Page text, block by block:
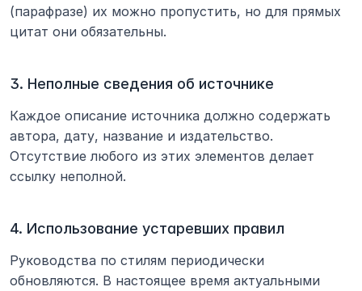
(парафразе) их можно пропустить, но для прямых
цитат они обязательны.
3. Неполные сведения об источнике
Каждое описание источника должно содержать
автора, дату, название и издательство.
Отсутствие любого из этих элементов делает
ссылку неполной.
4. Использование устаревших правил
Руководства по стилям периодически
обновляются. В настоящее время актуальными